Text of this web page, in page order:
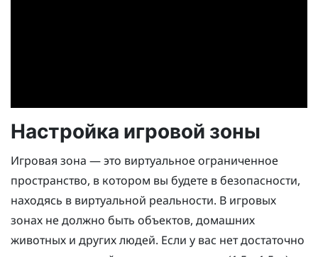
Настройка игровой зоны
Игровая зона — это виртуальное ограниченное
пространство, в котором вы будете в безопасности,
находясь в виртуальной реальности. В игровых
зонах не должно быть объектов, домашних
животных и других людей. Если у вас нет достаточно